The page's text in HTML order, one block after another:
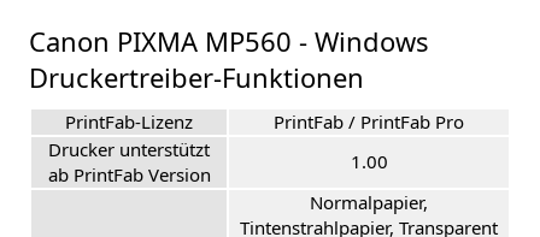
Canon PIXMA MP560 - Windows
Druckertreiber-Funktionen
PrintFab-Lizenz
PrintFab / PrintFab Pro
Drucker unterstützt
ab PrintFab Version
1.00
Normalpapier,
Tintenstrahlpapier, Transparent